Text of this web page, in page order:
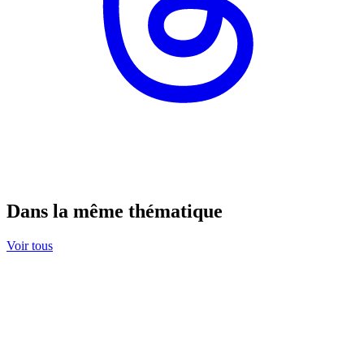
Dans la même thématique
Voir tous